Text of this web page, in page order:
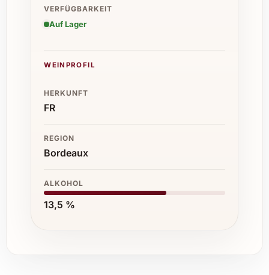
VERFÜGBARKEIT
Auf Lager
WEINPROFIL
HERKUNFT
FR
REGION
Bordeaux
ALKOHOL
13,5 %